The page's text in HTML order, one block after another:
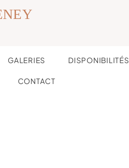
GALERIES DISPONIBILITÉS
CONTACT